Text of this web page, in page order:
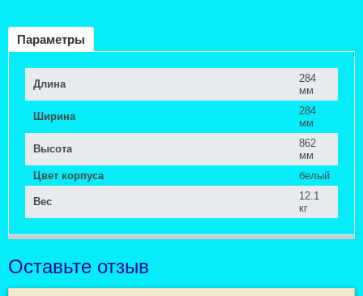
Параметры
Длина
284
мм
Ширина
284
мм
Высота
862
мм
Цвет корпуса
белый
Вес
12.1
кг
Оставьте отзыв